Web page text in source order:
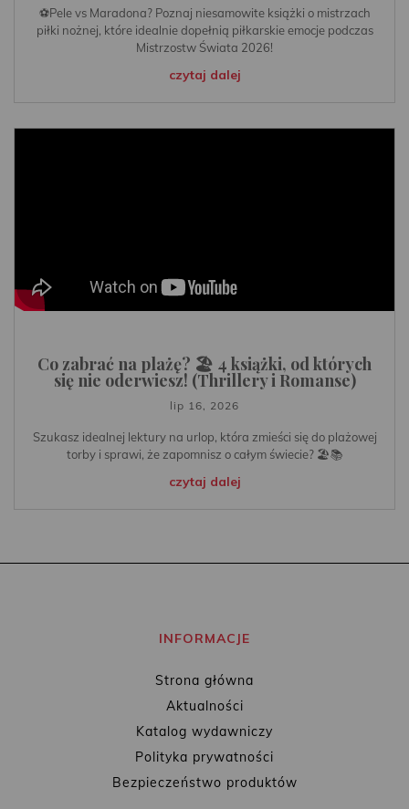
⚽️Pele vs Maradona? Poznaj niesamowite książki o mistrzach
piłki nożnej, które idealnie dopełnią piłkarskie emocje podczas
Mistrzostw Świata 2026!
czytaj dalej
Co zabrać na plażę? 🏖️ 4 książki, od których
się nie oderwiesz! (Thrillery i Romanse)
lip 16, 2026
Szukasz idealnej lektury na urlop, która zmieści się do plażowej
torby i sprawi, że zapomnisz o całym świecie? 🏖️📚
czytaj dalej
INFORMACJE
Strona główna
Aktualności
Katalog wydawniczy
Polityka prywatności
Bezpieczeństwo produktów